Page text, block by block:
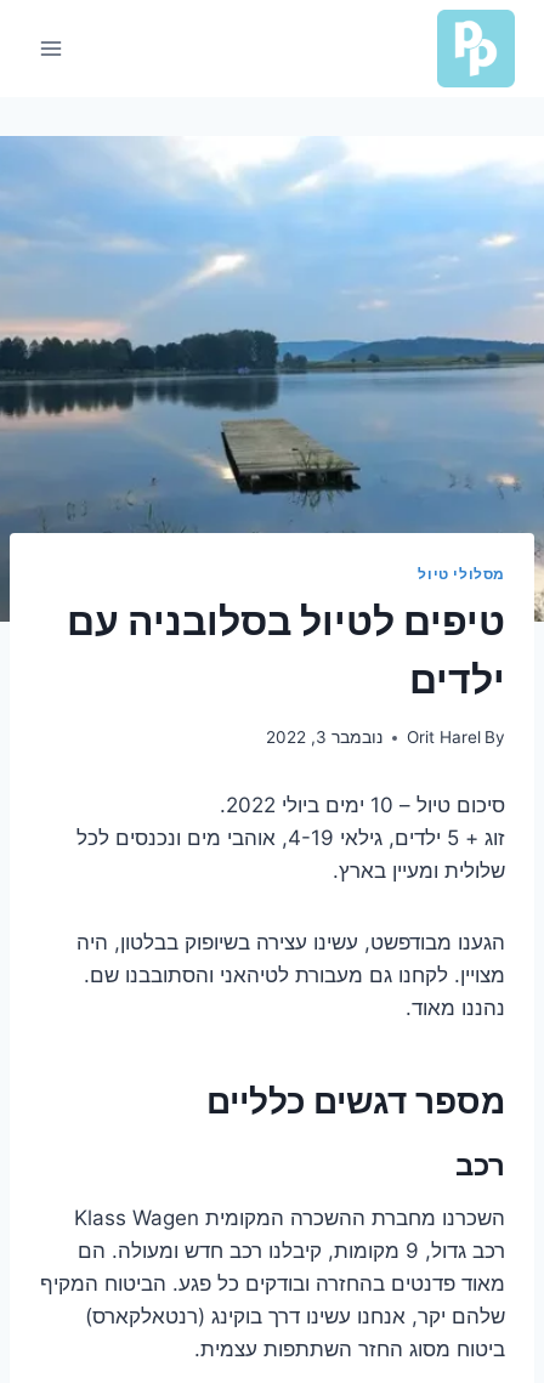
Skip
content
מסלולי טיול
טיפים לטיול בסלובניה עם
ילדים
By
Orit Harel נובמבר 3, 2022
סיכום טיול – 10 ימים ביולי 2022.
זוג + 5 ילדים, גילאי 4-19, אוהבי מים ונכנסים לכל
שלולית ומעיין בארץ.
הגענו מבודפשט, עשינו עצירה בשיופוק בבלטון, היה
מצויין. לקחנו גם מעבורת לטיהאני והסתובבנו שם.
נהננו מאוד.
מספר דגשים כלליים
רכב
השכרנו מחברת ההשכרה המקומית Klass Wagen
רכב גדול, 9 מקומות, קיבלנו רכב חדש ומעולה. הם
מאוד פדנטים בהחזרה ובודקים כל פגע. הביטוח המקיף
שלהם יקר, אנחנו עשינו דרך בוקינג (רנטאלקארס)
ביטוח מסוג החזר השתתפות עצמית.